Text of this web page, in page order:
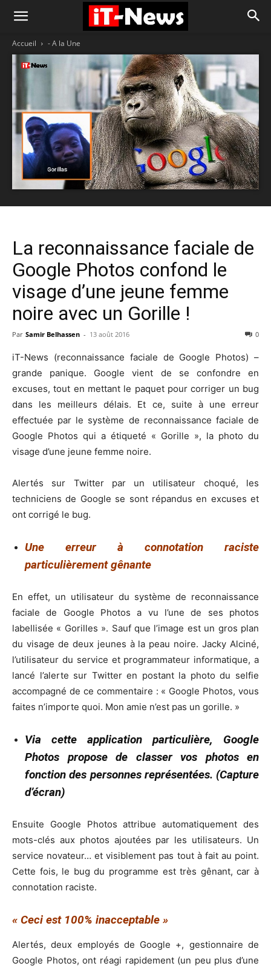
Accueil - A la Une
La reconnaissance faciale de
Google Photos confond le
visage d’une jeune femme
noire avec un Gorille !
Par Samir Belhassen - 13 août 2016 0
iT-News (reconnaissance faciale de Google Photos) –
grande panique. Google vient de se confondre en
excuses, tout en mettant le paquet pour corriger un bug
dans les meilleurs délais. Et ce, suite à une erreur
effectuée par le système de reconnaissance faciale de
Google Photos qui a étiqueté « Gorille », la photo du
visage d’une jeune femme noire.
Alertés sur Twitter par un utilisateur choqué, les
techniciens de Google se sont répandus en excuses et
ont corrigé le bug.
Une erreur à connotation raciste
particulièrement gênante
En effet, un utilisateur du système de reconnaissance
faciale de Google Photos a vu l’une de ses photos
labellisée « Gorilles ». Sauf que l’image est un gros plan
du visage de deux jeunes à la peau noire. Jacky Alciné,
l’utilisateur du service et programmateur informatique, a
lancé l’alerte sur Twitter en postant la photo du selfie
accompagné de ce commentaire : « Google Photos, vous
faites n’importe quoi. Mon amie n’est pas un gorille. »
Via cette application particulière, Google
Photos propose de classer vos photos en
fonction des personnes représentées. (Capture
d’écran)
Ensuite Google Photos attribue automatiquement des
mots-clés aux photos ajoutées par les utilisateurs. Un
service novateur… et visiblement pas tout à fait au point.
Cette fois, le bug du programme est très gênant, car à
connotation raciste.
« Ceci est 100% inacceptable »
Alertés, deux employés de Google +, gestionnaire de
Google Photos, ont réagi rapidement (un peu plus d’une